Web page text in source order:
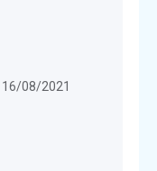
16/08/2021